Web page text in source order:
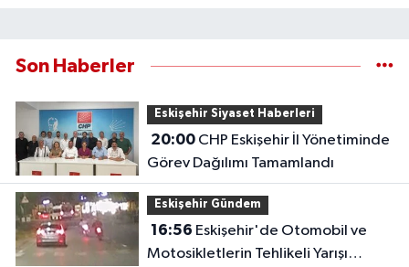
Son Haberler
Eskişehir Siyaset Haberleri
20:00CHP Eskişehir İl Yönetiminde
Görev Dağılımı Tamamlandı
Eskişehir Gündem
16:56
Motosikletlerin Tehlikeli Yarışı